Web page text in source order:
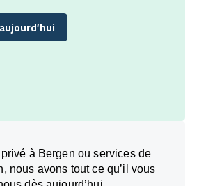
à Bergen ou services de
nous avons tout ce qu’il vous